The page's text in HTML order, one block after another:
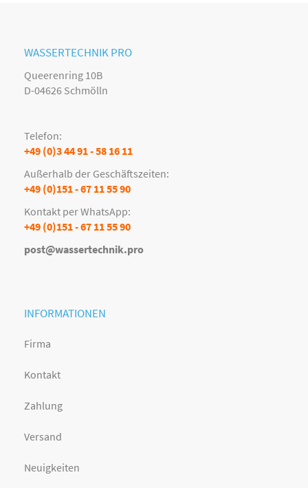
WASSERTECHNIK PRO
Queerenring 10B
D-04626 Schmölln
Telefon:
+49 (0)3 44 91 - 58 16 11
Außerhalb der Geschäftszeiten:
+49 (0)151 - 67 11 55 90
Kontakt per WhatsApp:
+49 (0)151 - 67 11 55 90
post@wassertechnik.pro
INFORMATIONEN
Firma
Kontakt
Zahlung
Versand
Neuigkeiten